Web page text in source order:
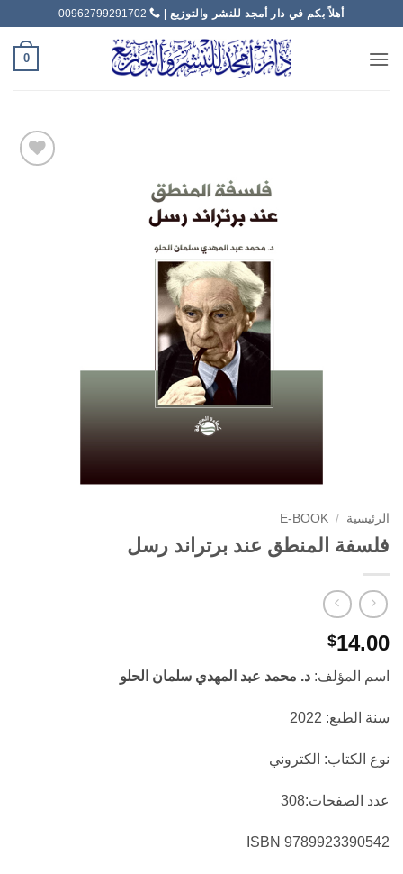
أهلاً بكم في دار أمجد للنشر والتوزيع | 00962799291702
0
الرئيسية /
E-BOOK
فلسفة المنطق عند برتراند رسل
$14.00
اسم المؤلف: د. محمد عبد المهدي سلمان الحلو
سنة الطبع: 2022
نوع الكتاب: الكتروني
عدد الصفحات:308
9789923390542 ISBN